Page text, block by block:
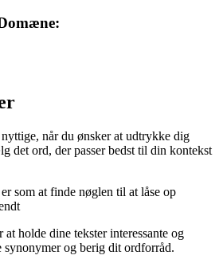
når du ønsker at udtrykke dig
det ord, der passer bedst til din kontekst
som at finde nøglen til at låse op
holde dine tekster interessante og
synonymer og berig dit ordforråd.